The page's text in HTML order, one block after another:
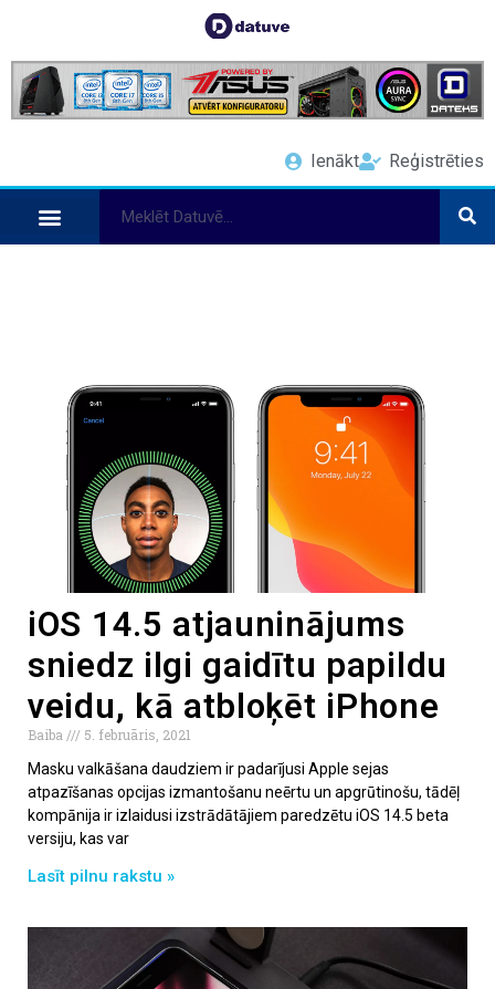
Ienākt Reģistrēties
iOS 14.5 atjauninājums
sniedz ilgi gaidītu papildu
veidu, kā atbloķēt iPhone
Baiba
5. februāris, 2021
Masku valkāšana daudziem ir padarījusi Apple sejas
atpazīšanas opcijas izmantošanu neērtu un apgrūtinošu, tādēļ
kompānija ir izlaidusi izstrādātājiem paredzētu iOS 14.5 beta
versiju, kas var
Lasīt pilnu rakstu »